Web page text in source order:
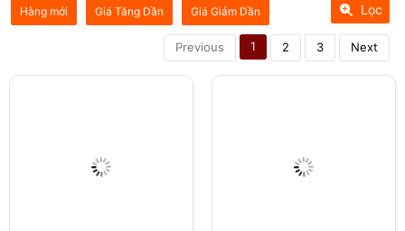
Hàng mới Giá Tăng Dần Giá Giảm Dần Lọc
Previous 1 2 3 Next